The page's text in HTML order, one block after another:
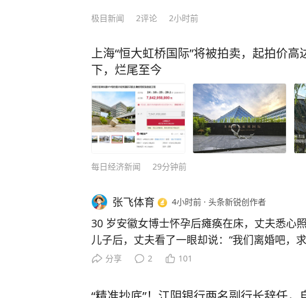
柘远将自己十几年来的求学经历和经验总结
籍，从如何精准定位学习漏洞，到快速记忆
娓娓道来。 书中每部分都进行了更为详细的拆分，讲解了100+学习方法。比如，如何
提高记忆力教你联想记忆法，多感官刺激记
操作方法。 《学习高手》这套书，除了他的独家方法，也有国内外学霸和专家的秘
诀，100多个学习方法给你参考，完全是一本保姆级
表妹，成绩一直是倒数，自从用了他的学习
识，最后如愿考上了211大学，并顺利保研。 不是吹嘘！很多家长花10几万送孩子去
辅导班，都不一定有买一本《学习高手》效
极目新闻 2评论 2小时前
上海“恒大虹桥国际”将被拍卖，起拍价
下，烂尾至今
每日经济新闻 29分钟前
张飞体育 4小时前 · 头条新锐创作者
30 岁安徽女博士怀孕后瘫痪在床，丈夫悉心
儿子后，丈夫看了一眼却说：“我们离婚吧，
对妻子落泪质问，丈夫终于崩溃坦白全部苦
后瘫痪，坚持生下儿子，丈夫却扭头就走） 2012年冬天，安徽
分享 2 101